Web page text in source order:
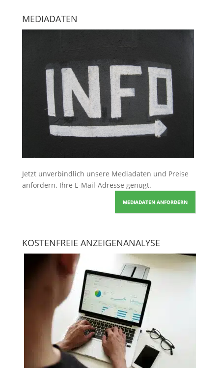
MEDIADATEN
Jetzt unverbindlich unsere Mediadaten und Preise
anfordern. Ihre E-Mail-Adresse genügt.
MEDIADATEN ANFORDERN
KOSTENFREIE ANZEIGENANALYSE